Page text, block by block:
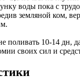
воды пока с
земляной ком,
поливать 10-14 дн,
своих сил и